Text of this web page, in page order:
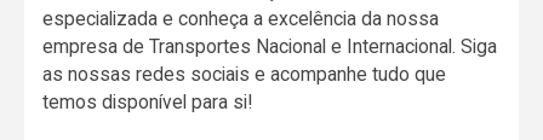
especializada e conheça a excelência da nossa
empresa de Transportes Nacional e Internacional. Siga
as nossas redes sociais e acompanhe tudo que
temos disponível para si!